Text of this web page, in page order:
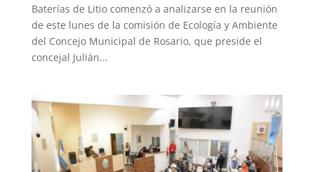
Baterías de Litio comenzó a analizarse en la reunión
de este lunes de la comisión de Ecología y Ambiente
del Concejo Municipal de Rosario, que preside el
concejal Julián...